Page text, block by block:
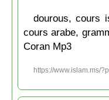
dourous, cours
cours arabe,
Coran Mp3
https://www.islam.ms/